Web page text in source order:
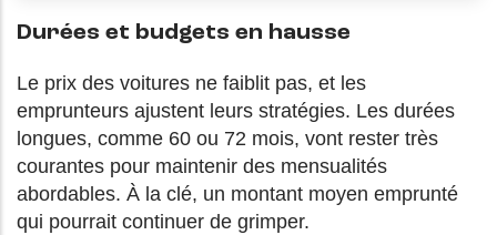
Durées et budgets en hausse
Le prix des voitures ne faiblit pas, et les
emprunteurs ajustent leurs stratégies. Les durées
longues, comme 60 ou 72 mois, vont rester très
courantes pour maintenir des mensualités
abordables. À la clé, un montant moyen emprunté
qui pourrait continuer de grimper.